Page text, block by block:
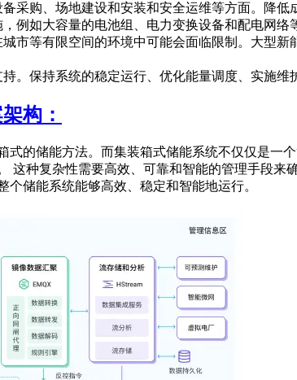
采购、场地建设和安装和安全运维等方面。降低
例如大容量的电池组、电力变换设备和配电网络
市等有限空间的环境中可能会面临限制。大型
。保持系统的稳定运行、优化能量调度、实施维
构：
的储能方法。而集装箱式储能系统不仅仅是一
这种复杂性需要高效、可靠和智能的管理手段
储能系统能够高效、稳定和智能地运行。